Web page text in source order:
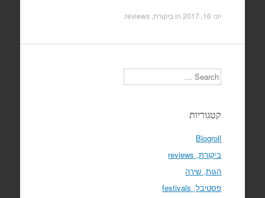
יוני 16, 2017 in ביקורת, reviews
Search
קטגוריות
Blogroll
ביקורת, reviews
הגות, שירה
פסטיבל, festivals